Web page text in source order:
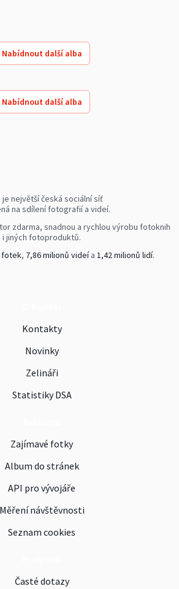
Nabídnout další alba
Nabídnout další alba
je největší česká sociální síť
na sdílení fotografií a videí.
zdarma, snadnou a rychlou výrobu fotoknih
i jiných fotoproduktů.
fotek, 7,86 milionů videía 1,42 milionů lidí.
Kontakty
Novinky
Zelináři
Statistiky DSA
Zajímavé fotky
Album do stránek
API pro vývojáře
Měření návštěvnosti
Seznam cookies
Časté dotazy